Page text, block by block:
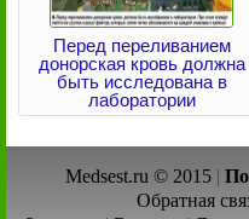
Перед переливанием
донорская кровь должна
быть исследована в
лаборатории
Medsest.ru © 2015 |
Обратная